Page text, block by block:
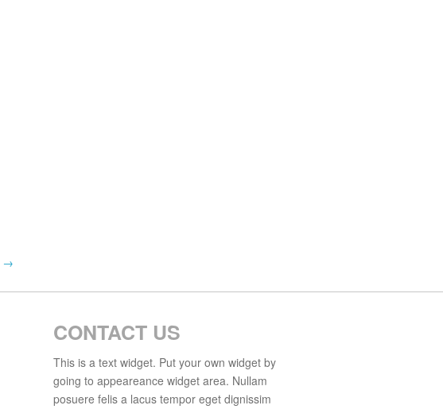
→
CONTACT US
This is a text widget. Put your own widget by
going to appeareance widget area. Nullam
posuere felis a lacus tempor eget dignissim